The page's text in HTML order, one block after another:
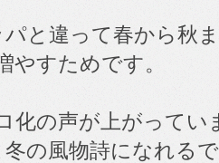
と違って春から秋
やすためです。
化の声が上がって
の風物詩になれる